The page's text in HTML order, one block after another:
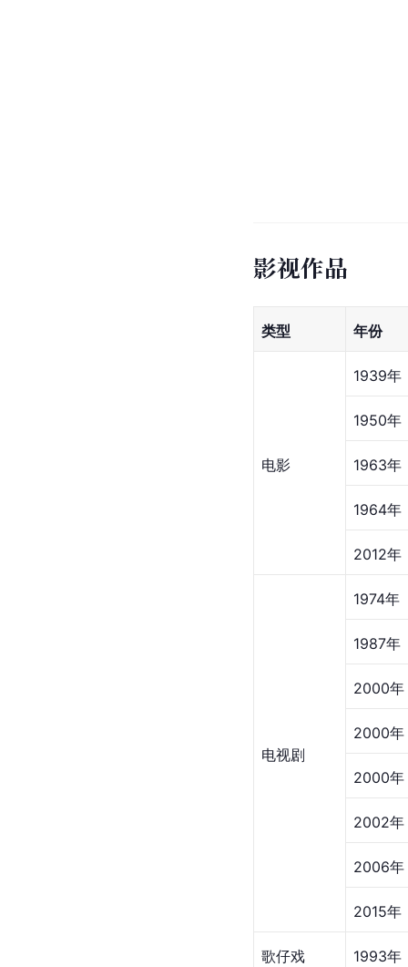
影视作品
类型 年份
电影
1939年
1950年
1963年
1964年
2012年
电视剧
1974年
1987年
2000年
2000年
2000年
2002年
2006年
2015年
歌仔戏 1993年